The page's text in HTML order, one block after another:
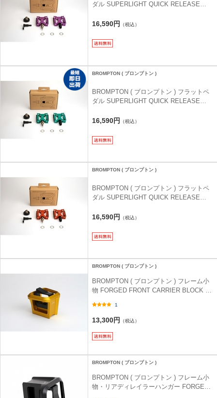
ダル SUPERLIGHT QUICK RELEASE
ス ペダル ) パープル
16,590円 （税込）
BROMPTON ( ブロンプトン )
BROMPTON ( ブロンプトン ) フラットペ
ダル SUPERLIGHT QUICK RELEASE
ス ペダル ) グリーン
16,590円 （税込）
BROMPTON ( ブロンプトン )
BROMPTON ( ブロンプトン ) フラットペ
ダル SUPERLIGHT QUICK RELEASE
ス ペダル ) オレンジ
16,590円 （税込）
BROMPTON ( ブロンプトン )
BROMPTON ( ブロンプトン ) フレーム小
物 FORGED FRONT CARRIER BLOCK (
ゴールド
1
13,300円 （税込）
BROMPTON ( ブロンプトン )
BROMPTON ( ブロンプトン ) フレーム小
物・リアディレイラーハンガー FORGED